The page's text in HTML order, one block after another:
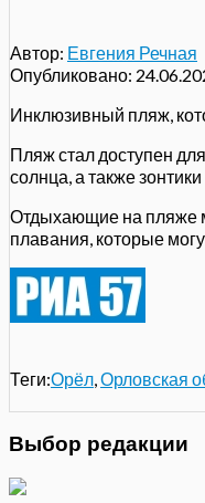
Автор: Евгения Речная
Опубликовано:
Инклюзивный пляж,
Пляж стал доступен
солнца, а также
Отдыхающие на пляже
плавания, которые
Теги:Орёл Орловская
Выбор редакции